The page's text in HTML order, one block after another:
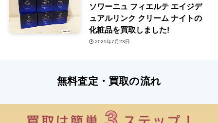
ソワーニュ フィエルテ エイジデ
ュアルリンク クリーム ナイトの
化粧品を買取しました!
2025年7月23日
無料査定・買取の流れ